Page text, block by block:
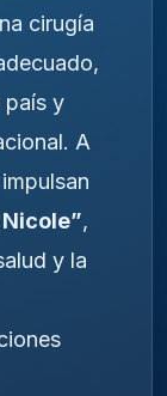
cirugía
país y
A
,
y la